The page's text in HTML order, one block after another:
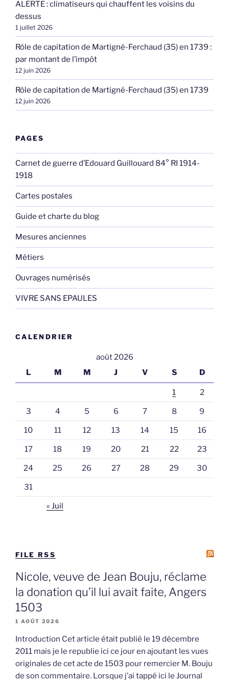
ALERTE : climatiseurs qui chauffent les voisins du
dessus
1 juillet 2026
Rôle de capitation de Martigné-Ferchaud (35) en 1739 :
par montant de l’impôt
12 juin 2026
Rôle de capitation de Martigné-Ferchaud (35) en 1739
12 juin 2026
PAGES
Carnet de guerre d’Edouard Guillouard 84° RI 1914-
1918
Cartes postales
Guide et charte du blog
Mesures anciennes
Métiers
Ouvrages numérisés
VIVRE SANS EPAULES
CALENDRIER
août 2026
L
M M J V S D
1 2
3 4 5 6 7 8 9
10 11 12 13 14 15 16
17 18 19 20 21 22 23
24 25 26 27 28 29 30
31
« Juil
FILE RSS
Nicole, veuve de Jean Bouju, réclame
la donation qu’il lui avait faite, Angers
1503
1 AOÛT 2026
Introduction Cet article était publié le 19 décembre
2011 mais je le republie ici ce jour en ajoutant les vues
originales de cet acte de 1503 pour remercier M. Bouju
de son commentaire. Lorsque j’ai tappé ici le Journal